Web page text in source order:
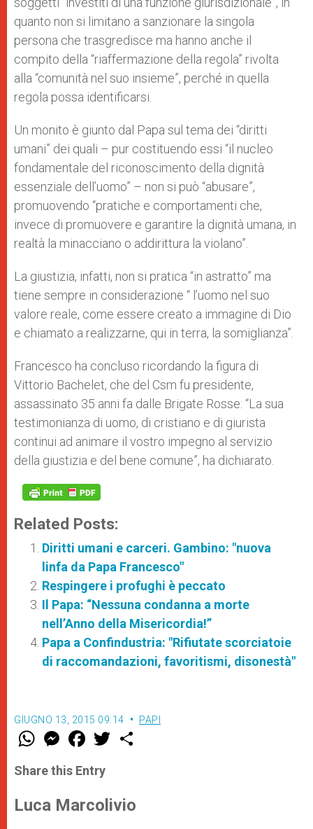
quanto non si limitano a sanzionare la singola
persona che trasgredisce ma hanno anche il
compito della “riaffermazione della regola” rivolta
alla “comunità nel suo insieme”, perché in quella
regola possa identificarsi.
Un monito è giunto dal Papa sul tema dei “diritti
umani” dei quali – pur costituendo essi “il nucleo
fondamentale del riconoscimento della dignità
essenziale dell’uomo” – non si può “abusare”,
promuovendo “pratiche e comportamenti che,
invece di promuovere e garantire la dignità umana, in
realtà la minacciano o addirittura la violano”.
La giustizia, infatti, non si pratica “in astratto” ma
tiene sempre in considerazione “ l’uomo nel suo
valore reale, come essere creato a immagine di Dio
e chiamato a realizzarne, qui in terra, la somiglianza”.
Francesco ha concluso ricordando la figura di
Vittorio Bachelet, che del Csm fu presidente,
assassinato 35 anni fa dalle Brigate Rosse: “La sua
testimonianza di uomo, di cristiano e di giurista
continui ad animare il vostro impegno al servizio
della giustizia e del bene comune”, ha dichiarato.
Related Posts:
Diritti umani e carceri. Gambino: "nuova
linfa da Papa Francesco"
Respingere i profughi è peccato
Il Papa: “Nessuna condanna a morte
nell’Anno della Misericordia!”
Papa a Confindustria: "Rifiutate scorciatoie
di raccomandazioni, favoritismi, disonestà"
GIUGNO 13, 2015 09:14 PAPI
W
t
s
p
p
M
e
s
e
g
e
F
a
e
b
o
k
w
r
Share this Entry
Luca Marcolivio